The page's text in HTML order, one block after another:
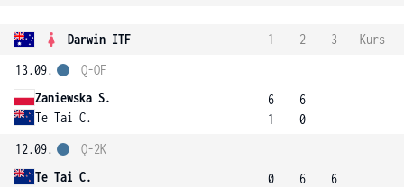
Darwin ITF 1 2 3
Kurs
13.09.
Zaniewska S.
Te Tai C.
Q-OF
6
1
6
0
12.09.
Te Tai C.
Q-2K
0
6
6